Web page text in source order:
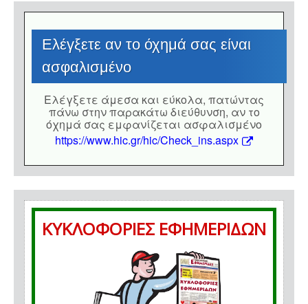
Eλέγξετε αν το όχημά σας είναι
ασφαλισμένο
Eλέγξετε άμεσα και εύκολα, πατώντας
πάνω στην παρακάτω διεύθυνση, αν το
όχημά σας εμφανίζεται ασφαλισμένο
https://www.hic.gr/hic/Check_ins.aspx
ΚΥΚΛΟΦΟΡΙΕΣ ΕΦΗΜΕΡΙΔΩΝ